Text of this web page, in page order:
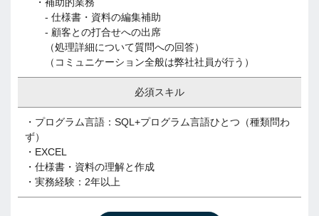
- 仕様書・資料の編集補助
- 顧客との打合せへの出席
（処理詳細について質問への回答）
（コミュニケーション全般は弊社社員が行う）
必須スキル
・プログラム言語：SQL+プログラム言語ひとつ（種類問わ
ず）
・EXCEL
・仕様書・資料の理解と作成
・実務経験：2年以上